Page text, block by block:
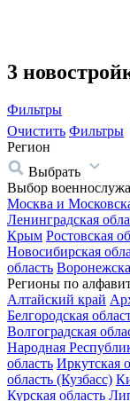
3
Фильтры
Очистить Фильтры
Регион
Выбрать
Выбор
Москва и
Ленинградская
Крым Ростовская
Новосибирская
область
Регионы по
Алтайский край
Белгородская
Волгоградская
Народная
область Иркутская
область (Кузбасс)
Курская область